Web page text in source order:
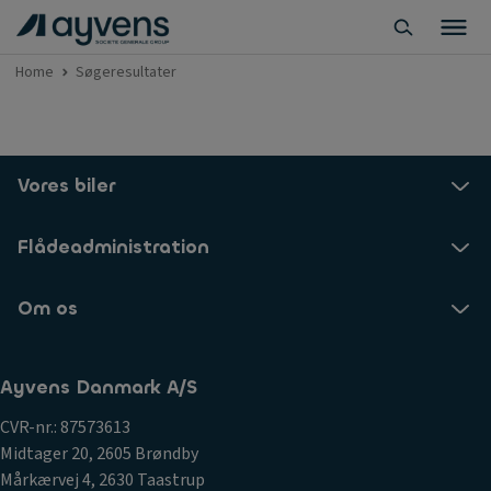
Home Søgeresultater
Vores biler
Flådeadministration
Om os
Ayvens Danmark A/S
CVR-nr.: 87573613
Midtager 20, 2605 Brøndby
Mårkærvej 4, 2630 Taastrup